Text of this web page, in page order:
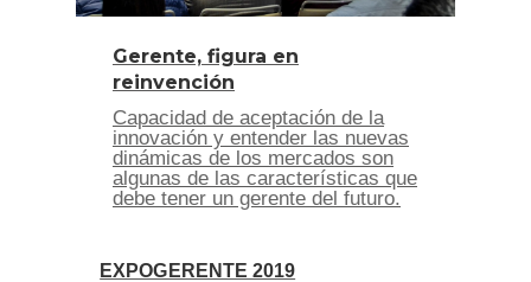
Gerente, figura en
reinvención
Capacidad de aceptación de la
innovación y entender las nuevas
dinámicas de los mercados son
algunas de las características que
debe tener un gerente del futuro.
EXPOGERENTE 2019